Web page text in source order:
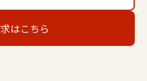
はこちら